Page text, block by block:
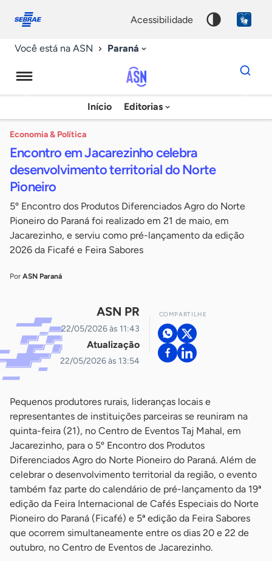
conosco
acessibilidade
Você está na ASN Paraná
Agência
Sebrae
Notícias
Início Editorias
Dados
para
chave
Economia & Política
Encontro em Jacarezinho celebra
desenvolvimento territorial do Norte
Pioneiro
5º Encontro dos Produtos Diferenciados Agro do Norte
Pioneiro do Paraná foi realizado em 21 de maio, em
Jacarezinho, e serviu como pré-lançamento da edição
2026 da Ficafé e Feira Sabores
Por ASN Paraná
ASN PR
22/05/2026 às 11:43
Atualização
22/05/2026 às 13:54
COMPARTILHE
Pequenos produtores rurais, lideranças locais e
representantes de instituições parceiras se reuniram na
quinta-feira (21), no Centro de Eventos Taj Mahal, em
Jacarezinho, para o 5º Encontro dos Produtos
Diferenciados Agro do Norte Pioneiro do Paraná. Além de
celebrar o desenvolvimento territorial da região, o evento
também faz parte do calendário de pré-lançamento da 19ª
edição da Feira Internacional de Cafés Especiais do Norte
Pioneiro do Paraná (Ficafé) e 5ª edição da Feira Sabores
que ocorrem simultaneamente entre os dias 20 e 22 de
outubro, no Centro de Eventos de Jacarezinho.